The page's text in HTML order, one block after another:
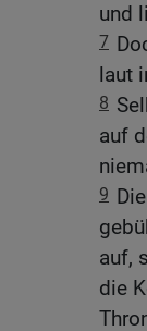
und
7
laut
8
auf
9
auf,
die